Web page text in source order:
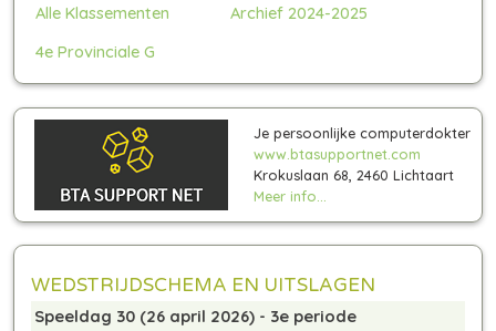
Alle Klassementen
Archief 2024-2025
4e Provinciale G
Je persoonlijke computerdokter
www.btasupportnet.com
Krokuslaan 68, 2460 Lichtaart
Meer info...
WEDSTRIJDSCHEMA EN UITSLAGEN
Speeldag 30 (26 april 2026) - 3e periode